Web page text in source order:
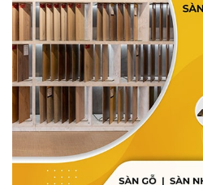
Cấu tạo một tấm sàn nhựa bề
các lớp:
Cốt ván
: Hỗn hợp các
đá được ép dưới nhiệt độ
khung vững chắc cho sản
được đúc dạng đặc hoặc
đúc đặc sẽ có giá cao hơn
không vì vậy mà các loại